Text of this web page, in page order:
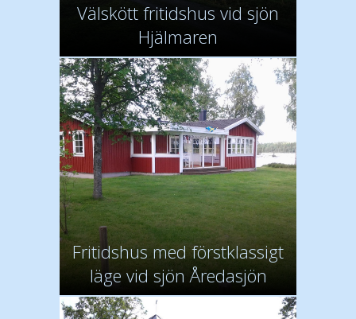
Välskött fritidshus vid sjön
Hjälmaren
Fritidshus med förstklassigt
läge vid sjön Åredasjön